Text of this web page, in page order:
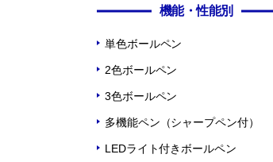
機能・性能別
単色ボールペン
2色ボールペン
3色ボールペン
多機能ペン（シャープペン付）
LEDライト付きボールペン